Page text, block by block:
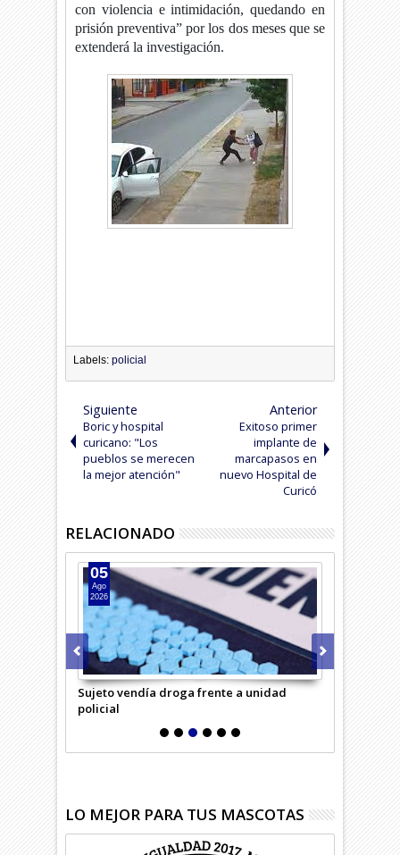
con violencia e intimidación, quedando en
prisión preventiva” por los dos meses que se
extenderá la investigación.
Labels:policial
Siguiente
Boric y hospital
curicano: "Los
pueblos se merecen
la mejor atención"
Anterior
Exitoso primer
implante de
marcapasos en
nuevo Hospital de
Curicó
RELACIONADO
Sujeto vendía droga frente a unidad
policial
05
Ago
2026
LO MEJOR PARA TUS MASCOTAS